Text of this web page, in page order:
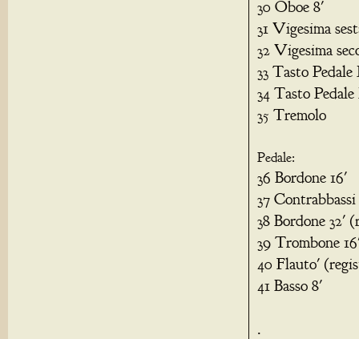
30 Oboe 8'
31 Vigesima
32 Vigesima
33 Tasto Pedale
34 Tasto Pedale
35 Tremolo
Pedale:
36 Bordone 16'
37
38 Bordone 32'
39 Trombone
40 Flauto'
41 Basso 8'
.